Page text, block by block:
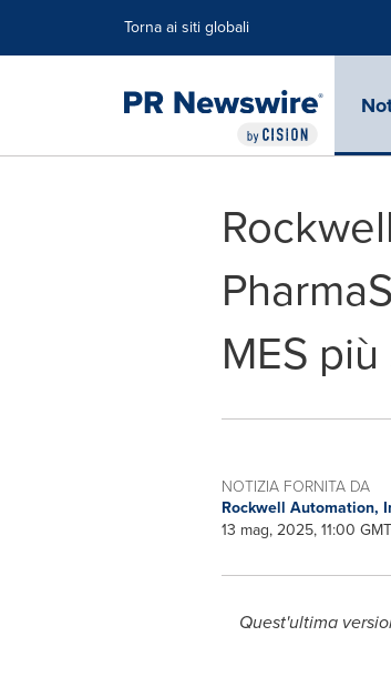
Torna ai siti globali
MES
NOTIZIA FORNITA DA
Rockwell Automation,
13 mag, 2025, 11:00 GMT
Quest'ultima